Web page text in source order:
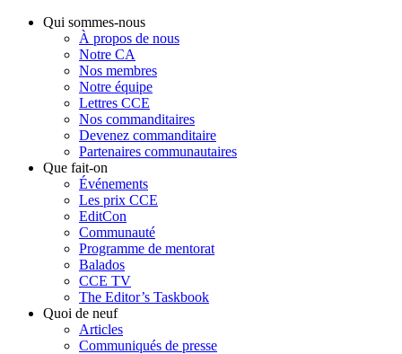
Qui sommes-nous
À propos de nous
Notre CA
Nos membres
Notre équipe
Lettres CCE
Nos commanditaires
Devenez commanditaire
Partenaires communautaires
Que fait-on
Événements
Les prix CCE
EditCon
Communauté
Programme de mentorat
Balados
CCE TV
The Editor’s Taskbook
Quoi de neuf
Articles
Communiqués de presse